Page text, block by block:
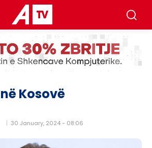
Kosovë
30 January, 2024 - 08:06